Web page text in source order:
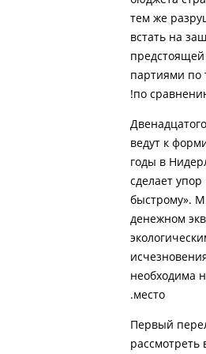
тем же
встать на
партиями
по
ведут к
годы в
сделает
быстрому».
денежном
необходима
место.
Первый